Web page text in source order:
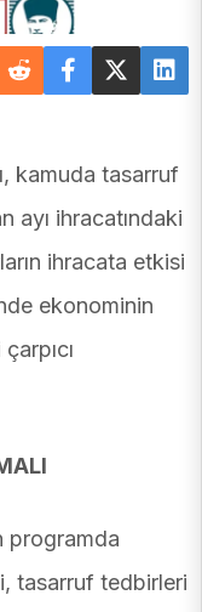
kamuda tasarruf
ayı ihracatındaki
ihracata etkisi
ekonominin
programda
tasarruf tedbirleri